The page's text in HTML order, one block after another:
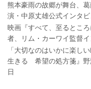
熊本豪雨の故郷が舞台、
演・中原丈雄公式インタ
映画『すべて、至るとこ
者、リム・カーワイ監督
「大切なのはいかに楽し
生きる 希望の処方箋』野
日